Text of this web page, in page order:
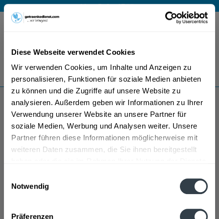
Diese Webseite verwendet Cookies
Wir verwenden Cookies, um Inhalte und Anzeigen zu
personalisieren, Funktionen für soziale Medien anbieten
zu können und die Zugriffe auf unsere Website zu
analysieren. Außerdem geben wir Informationen zu Ihrer
Verwendung unserer Website an unsere Partner für
soziale Medien, Werbung und Analysen weiter. Unsere
Partner führen diese Informationen möglicherweise mit
weiteren Daten zusammen, die Sie ihnen bereitgestellt
Notwendig
Präferenzen
Mo – Fr 9 – 17 Uhr
Menü
Bestellung widerrufen
Es gilt unsere Datenschutzerklärung
Bruckmüller